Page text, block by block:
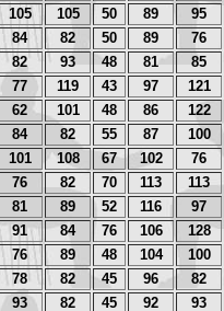
105 105 50 89 95
84 82 50 89 76
82 93 48 81 85
77 119 43 97 121
62 101 48 86 122
84 82 55 87 100
101 108 67 102 76
76 82 70 113 113
81 89 52 116 97
91 84 76 106 128
76 89 48 104 100
78 82 45 96 82
93 82 45 92 93